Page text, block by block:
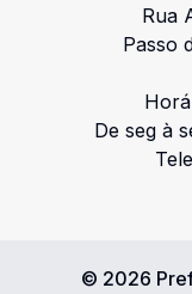
Rua
Passo
De seg à
© 2026